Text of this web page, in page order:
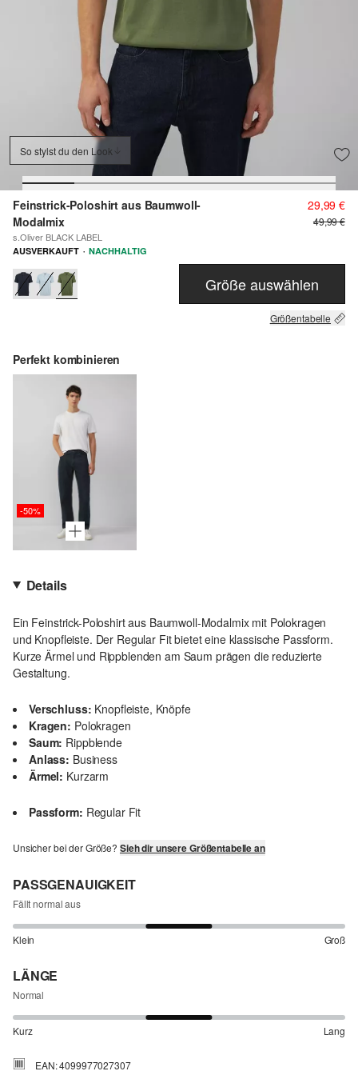
So stylst du den Look
Feinstrick-Poloshirt aus Baumwoll-
Modalmix
s.Oliver BLACK LABEL
29,99 €
49,99 €
AUSVERKAUFT · NACHHALTIG
Größe auswählen
Größentabelle
Perfekt kombinieren
-50%
Details
Ein Feinstrick-Poloshirt aus Baumwoll-Modalmix mit Polokragen
und Knopfleiste. Der Regular Fit bietet eine klassische Passform.
Kurze Ärmel und Rippblenden am Saum prägen die reduzierte
Gestaltung.
Verschluss: Knopfleiste, Knöpfe
Kragen: Polokragen
Saum: Rippblende
Anlass: Business
Ärmel: Kurzarm
Passform: Regular Fit
Unsicher bei der Größe? Sieh dir unsere Größentabelle an
PASSGENAUIGKEIT
Fällt normal aus
Klein Groß
LÄNGE
Normal
Kurz Lang
EAN: 4099977027307